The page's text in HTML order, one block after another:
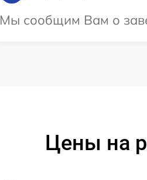
Мы сообщим Вам о
Цены на